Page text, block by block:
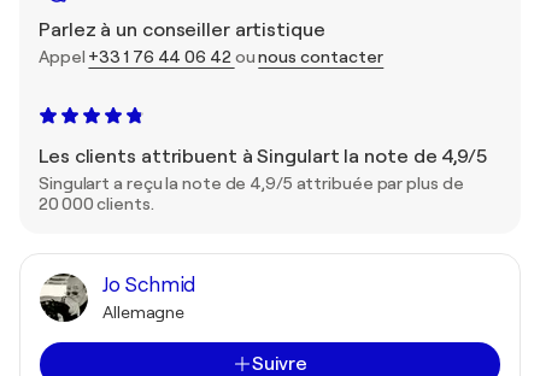
Parlez à un conseiller artistique
Appel +33 1 76 44 06 42 ounous contacter
Les clients attribuent à Singulart la note de 4,9/5
Singulart a reçu la note de 4,9/5 attribuée par plus de
20 000 clients.
Jo Schmid
Allemagne
Suivre